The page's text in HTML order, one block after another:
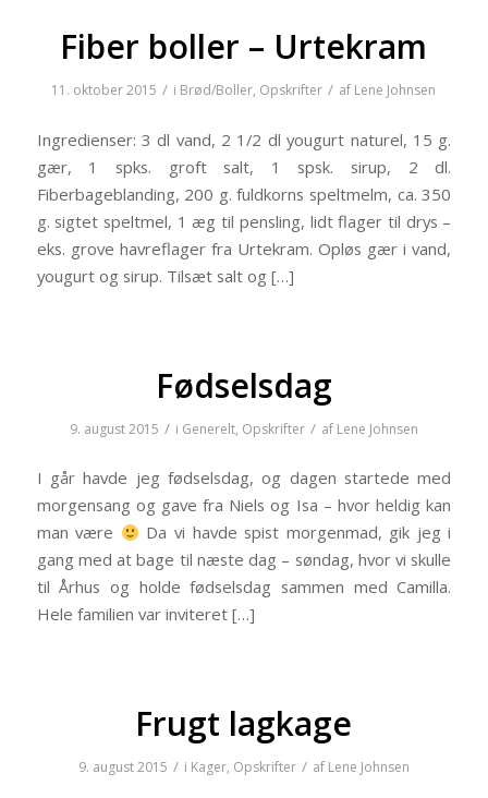
Fiber boller – Urtekram
11. oktober 2015 / i Brød/Boller, Opskrifter / af Lene Johnsen
Ingredienser: 3 dl vand, 2 1/2 dl yougurt naturel, 15 g.
gær, 1 spks. groft salt, 1 spsk. sirup, 2 dl.
Fiberbageblanding, 200 g. fuldkorns speltmelm, ca. 350
g. sigtet speltmel, 1 æg til pensling, lidt flager til drys –
eks. grove havreflager fra Urtekram. Opløs gær i vand,
yougurt og sirup. Tilsæt salt og […]
Fødselsdag
9. august 2015 / i Generelt, Opskrifter / af Lene Johnsen
I går havde jeg fødselsdag, og dagen startede med
morgensang og gave fra Niels og Isa – hvor heldig kan
man være
Da vi havde spist morgenmad, gik jeg i
gang med at bage til næste dag – søndag, hvor vi skulle
til Århus og holde fødselsdag sammen med Camilla.
Hele familien var inviteret […]
Frugt lagkage
9. august 2015 / i Kager, Opskrifter / af Lene Johnsen